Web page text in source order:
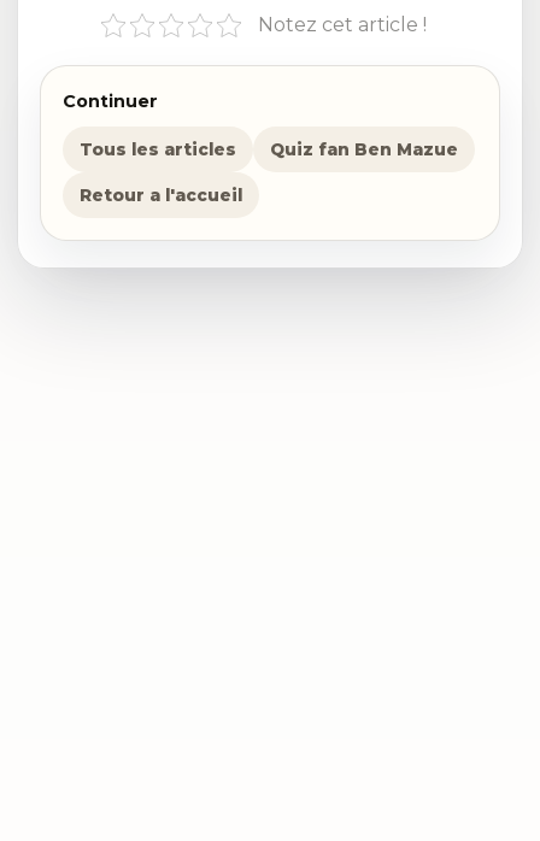
Notez cet article !
Continuer
Tous les articles Quiz fan Ben Mazue
Retour a l'accueil